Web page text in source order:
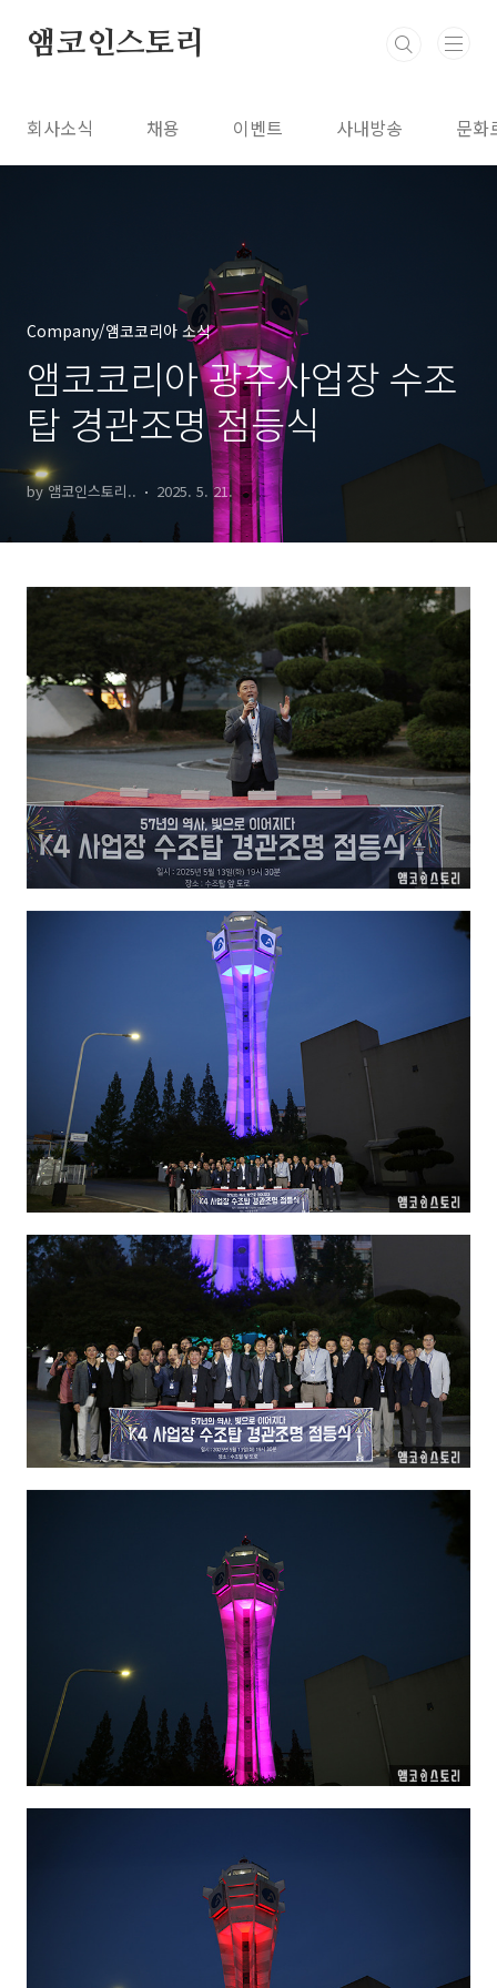
앰코인스토리
회사소식 채용 이벤트 사내방송 문화
Company/앰코코리아 소식
앰코코리아 광주사업장 수조
탑 경관조명 점등식
by 앰코인스토리.. 2025. 5. 21.